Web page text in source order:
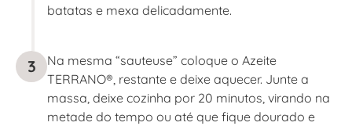
batatas e mexa delicadamente.
3
Na mesma “sauteuse” coloque o Azeite
TERRANO®, restante e deixe aquecer. Junte a
massa, deixe cozinha por 20 minutos, virando na
metade do tempo ou até que fique dourado e